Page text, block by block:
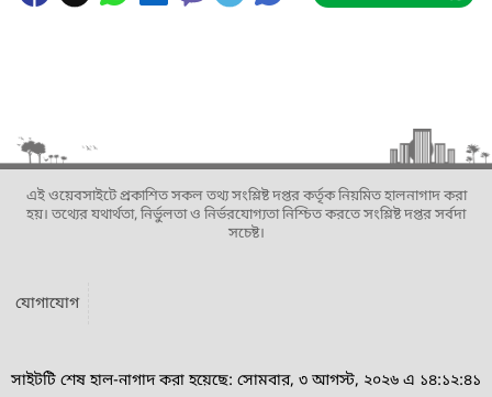
এই ওয়েবসাইটে প্রকাশিত সকল তথ্য সংশ্লিষ্ট দপ্তর কর্তৃক নিয়মিত হালনাগাদ করা
হয়। তথ্যের যথার্থতা, নির্ভুলতা ও নির্ভরযোগ্যতা নিশ্চিত করতে সংশ্লিষ্ট দপ্তর সর্বদা
সচেষ্ট।
যোগাযোগ
সাইটটি শেষ হাল-নাগাদ করা হয়েছে: সোমবার, ৩ আগস্ট, ২০২৬ এ ১৪:১২:৪১